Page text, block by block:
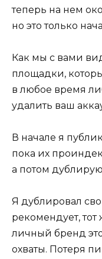
теперь на нем
но это только
Как мы с вами
площадки,
в любое время
удалить ваш
В начале я
пока их
а потом
Я дублировал
рекомендует,
личный бренд
охваты. Потеря